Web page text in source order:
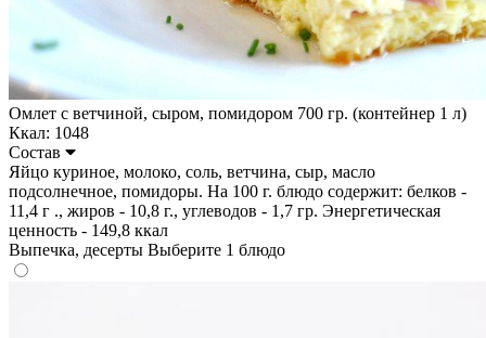
Омлет с ветчиной, сыром, помидором 700 гр. (контейнер 1 л)
Ккал: 1048
Состав
Яйцо куриное, молоко, соль, ветчина, сыр, масло
подсолнечное, помидоры. На 100 г. блюдо содержит: белков -
11,4 г ., жиров - 10,8 г., углеводов - 1,7 гр. Энергетическая
ценность - 149,8 ккал
Выпечка, десерты Выберите 1 блюдо